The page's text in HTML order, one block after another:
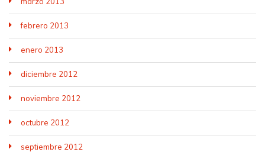
febrero 2013
enero 2013
diciembre 2012
noviembre 2012
octubre 2012
septiembre 2012